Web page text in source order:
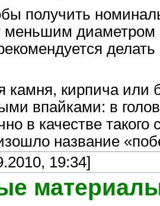
получить
меньшим диаметром
камня, кирпича или
впайками: в
в качестве
название
19:34]